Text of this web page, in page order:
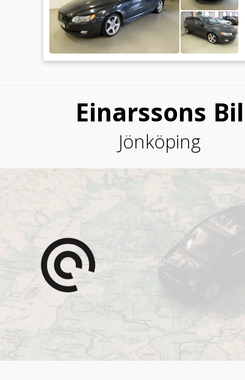
Einarssons Bil
Jönköping